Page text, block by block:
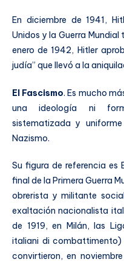
En diciembre de 1941,
Unidos y la Guerra
enero de 1942, Hitler
judía” que llevó a la
El Fascismo. Es mucho
una ideología ni
sistematizada y
Nazismo.
Su figura de referencia es
final de la Primera Guerra
obrerista y militante
exaltación nacionalista
de 1919, en Milán, las
italiani di combattimento)
convirtieron, en